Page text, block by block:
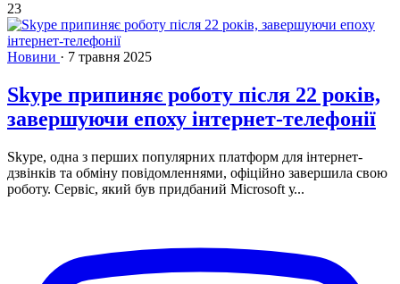
23
Новини · 7 травня 2025
Skype припиняє роботу після 22 років,
завершуючи епоху інтернет-телефонії
Skype, одна з перших популярних платформ для інтернет-
дзвінків та обміну повідомленнями, офіційно завершила свою
роботу. Сервіс, який був придбаний Microsoft у...